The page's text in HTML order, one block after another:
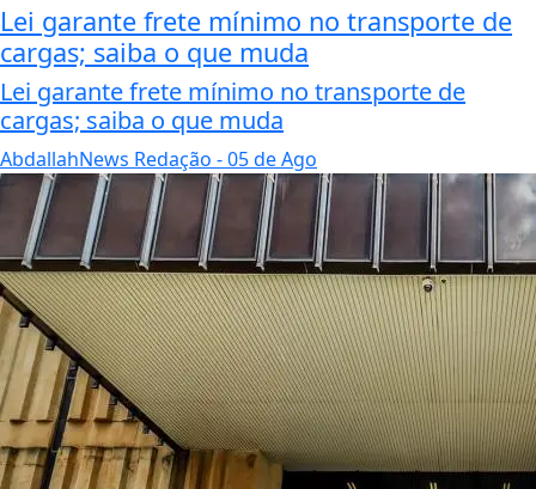
Lei garante frete mínimo no transporte de
cargas; saiba o que muda
Lei garante frete mínimo no transporte de
cargas; saiba o que muda
AbdallahNews Redação - 05 de Ago